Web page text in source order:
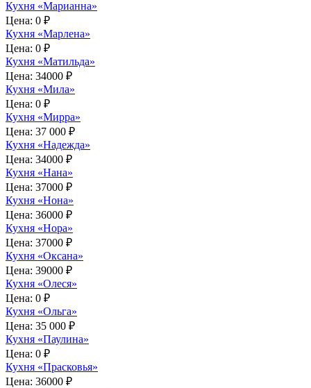
Кухня «Марианна»
Цена: 0 ₽
Кухня «Марлена»
Цена: 0 ₽
Кухня «Матильда»
Цена: 34000 ₽
Кухня «Мила»
Цена: 0 ₽
Кухня «Мирра»
Цена: 37 000 ₽
Кухня «Надежда»
Цена: 34000 ₽
Кухня «Нана»
Цена: 37000 ₽
Кухня «Нона»
Цена: 36000 ₽
Кухня «Нора»
Цена: 37000 ₽
Кухня «Оксана»
Цена: 39000 ₽
Кухня «Олеся»
Цена: 0 ₽
Кухня «Ольга»
Цена: 35 000 ₽
Кухня «Паулина»
Цена: 0 ₽
Кухня «Прасковья»
Цена: 36000 ₽